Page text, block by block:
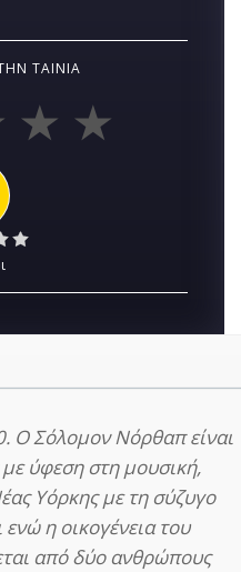
ΤΑΙΝΊΑ
Ο Σόλομον Νόρθαπ είναι
ύφεση στη μουσική,
Υόρκης με τη σύζυγο
η οικογένεια του
από δύο ανθρώπους